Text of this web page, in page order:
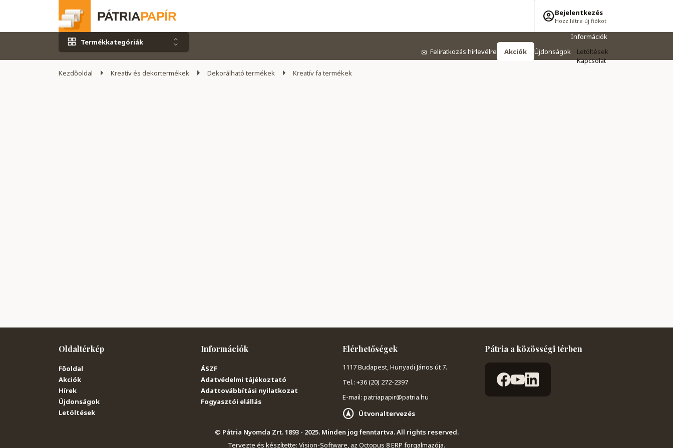
Bejelentkezés
Hozz létre új fiókot
Termékkategóriák
✉ Feliratkozás hírlevélre Akciók Újdonságok
Információk
Letöltések
Kapcsolat
Kezdőoldal
Kreatív és dekortermékek Dekorálható termékek Kreatív fa termékek
Oldaltérkép
Főoldal
Akciók
Hírek
Újdonságok
Letöltések
Információk
ÁSZF
Adatvédelmi tájékoztató
Adattovábbítási nyilatkozat
Fogyasztói elállás
Elérhetőségek
1117 Budapest, Hunyadi János út 7.
Tel.: +36 (20) 272-2397
E-mail: patriapapir@patria.hu
Útvonaltervezés
Pátria a közösségi térben
© Pátria Nyomda Zrt. 1893 - 2025. Minden jog fenntartva. All rights reserved.
Tervezte és készítette: Vision-Software, az Octopus 8 ERP forgalmazója.